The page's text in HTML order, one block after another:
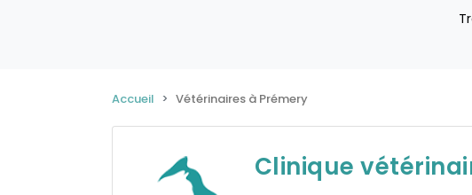
Accueil Vétérinaires à Prémery
Clinique